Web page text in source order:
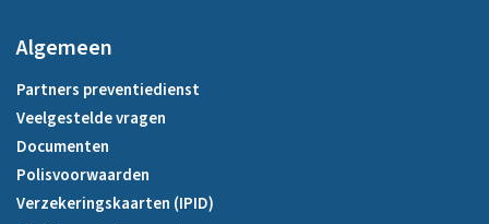
Algemeen
Partners preventiedienst
Veelgestelde vragen
Documenten
Polisvoorwaarden
Verzekeringskaarten (IPID)